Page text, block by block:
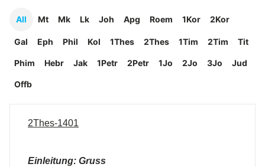
All Mt Mk Lk Joh Apg Roem 1Kor 2Kor
Gal Eph Phil Kol 1Thes 2Thes 1Tim 2Tim Tit
Phim Hebr Jak 1Petr 2Petr 1Jo 2Jo 3Jo Jud
Offb
2Thes-1401
Einleitung: Gruss